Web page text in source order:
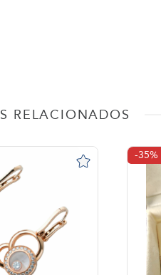
RELACIONADOS
-35%